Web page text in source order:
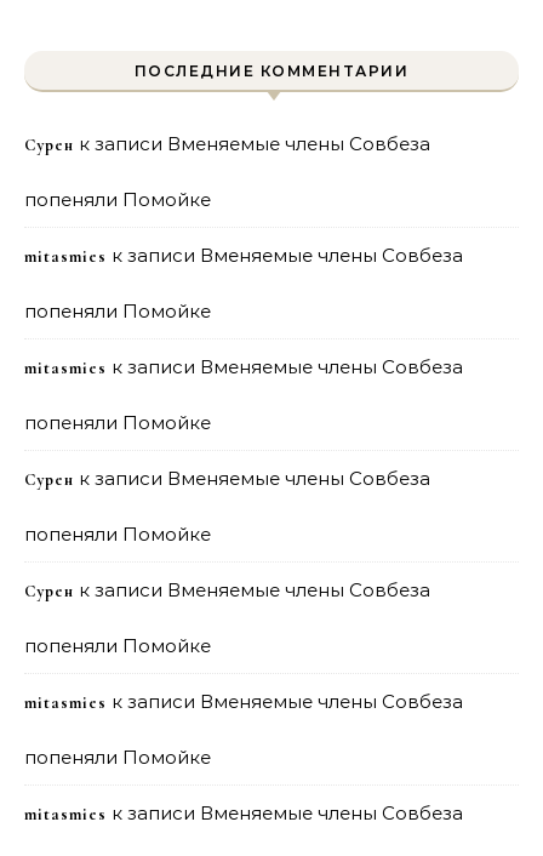
ПОСЛЕДНИЕ КОММЕНТАРИИ
Сурен к записи Вменяемые члены Совбеза
попеняли Помойке
mitasmies к записи Вменяемые члены Совбеза
попеняли Помойке
mitasmies к записи Вменяемые члены Совбеза
попеняли Помойке
Сурен к записи Вменяемые члены Совбеза
попеняли Помойке
Сурен к записи Вменяемые члены Совбеза
попеняли Помойке
mitasmies к записи Вменяемые члены Совбеза
попеняли Помойке
mitasmies к записи Вменяемые члены Совбеза